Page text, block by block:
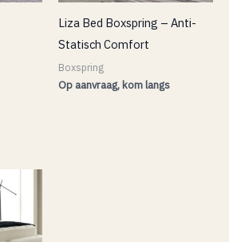
Liza Bed Boxspring – Anti-
Statisch Comfort
Boxspring
Op aanvraag, kom langs